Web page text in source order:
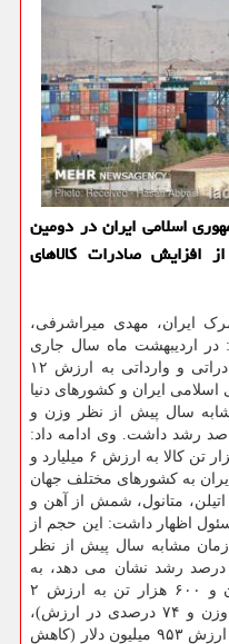
اسلامی ایران در دومین
حاکی از افزایش صادرات کالاهای
ایران، مهدی میراشرفی،
اردیبهشت ماه سال جاری
۲۲ میلیون و ۲۰۰ هزار تن کالای صادراتی و وارداتی به ارزش ۱۲
جمهوری اسلامی ایران و کشورهای دنیا
سال پیش از نظر وزن و
ترتیب ۶، ۶ درصد و ۳۸ در صد رشد داشت. وی ادامه داد:
در طول این مدت ۱۶ میلیون و ۹۰۰ هزار تن کالا به ارزش ۶ میلیارد و
ایران به کشورهای مختلف جهان
متانول، شمش از آهن و
اظهار داشت: این حجم از
زمان مشابه سال پیش از نظر
۱۷ درصد و از حیث ارزش ۴۸ درصد رشد نشان می دهد، به
ترتیب به کشورهای چین با ۴ میلیون و ۶۰۰ هزار تن به ارزش ۲
میلیارد دلار (افزایش ۱۷ درصدی در وزن و ۷۴ درصدی در ارزش)،
عراق با ۳ میلیون و یکصد هزار تن به ارزش ۹۵۳ میلیون دلار (کاهش